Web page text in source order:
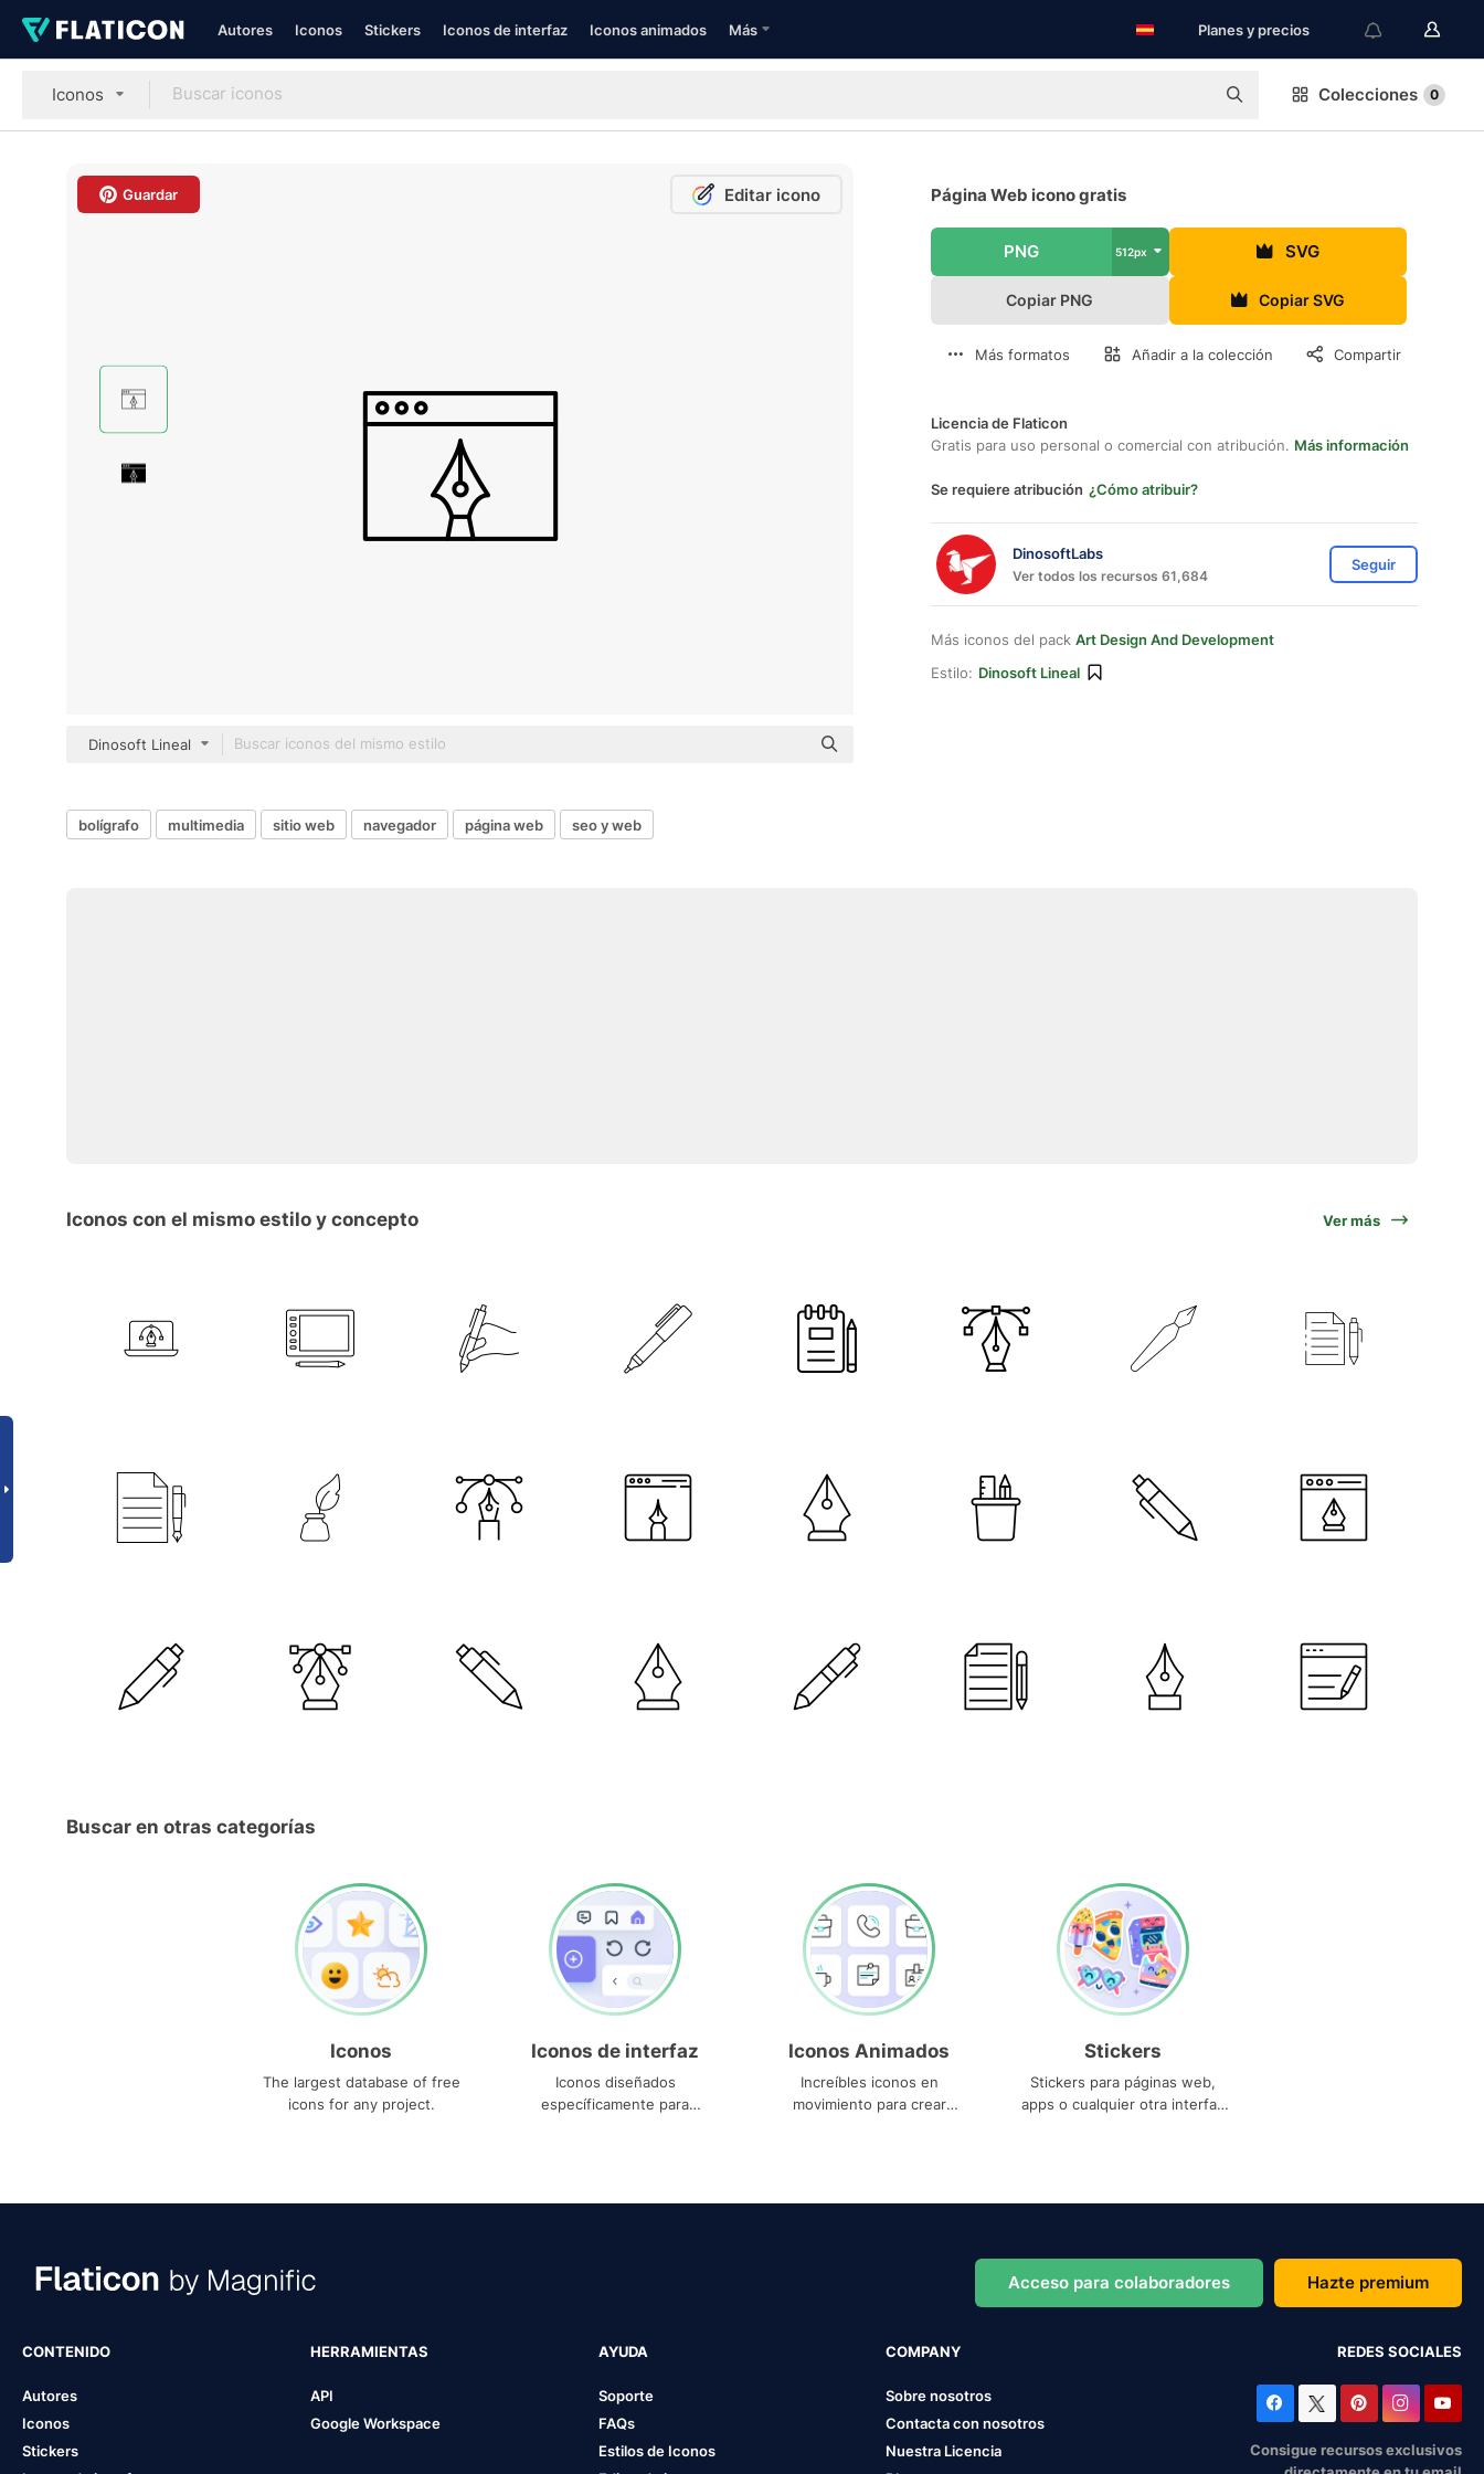
Autores Iconos Stickers Iconos de interfaz Iconos animados Más Planes y precios
Iconos Colecciones 0
Guardar Editar icono
Dinosoft Lineal
Página Web icono gratis
PNG 512px SVG
Copiar PNG Copiar SVG
Más formatos Añadir a la colección Compartir
Licencia de Flaticon
Gratis para uso personal o comercial con atribución. Más información
Se requiere atribución ¿Cómo atribuir?
DinosoftLabs
Ver todos los recursos 61,684
Seguir
Más iconos del pack Art Design And Development
Estilo: Dinosoft Lineal
bolígrafo multimedia sitio web navegador página web seo y web
Iconos con el mismo estilo y concepto Ver más
Buscar en otras categorías
Iconos
The largest database of free
icons for any project.
Iconos de interfaz
Iconos diseñados
específicamente para
Iconos Animados
Increíbles iconos en
movimiento para crear
Stickers
Stickers para páginas web,
apps o cualquier otra interfaz
Acceso para colaboradores Hazte premium
CONTENIDO
Autores
Iconos
Stickers
HERRAMIENTAS
API
Google Workspace
AYUDA
Soporte
FAQs
Estilos de Iconos
COMPANY
Sobre nosotros
Contacta con nosotros
Nuestra Licencia
REDES SOCIALES
Consigue recursos exclusivos